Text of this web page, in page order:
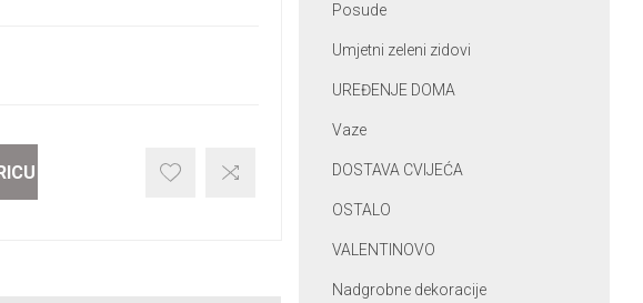
Posude
Umjetni zeleni zidovi
UREĐENJE DOMA
Vaze
DOSTAVA CVIJEĆA
OSTALO
VALENTINOVO
Nadgrobne dekoracije